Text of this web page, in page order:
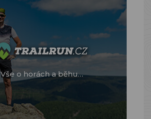
Vše o horách a běhu…